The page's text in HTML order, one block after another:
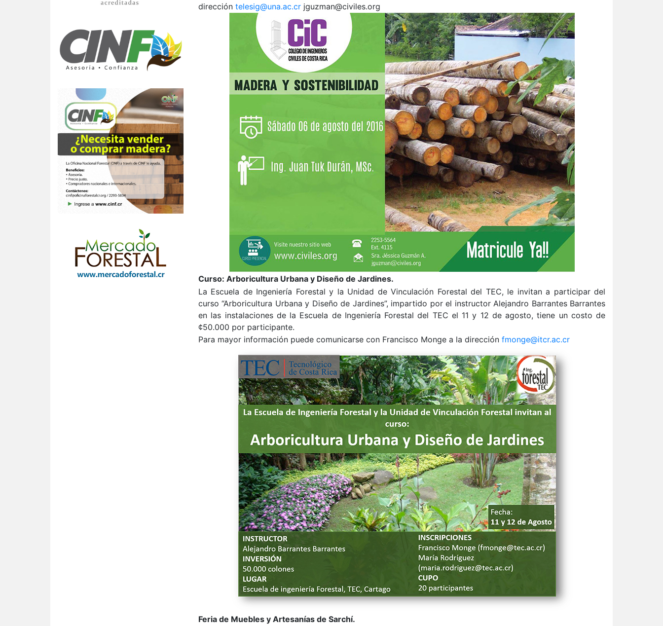
dirección telesig@una.ac.cr jguzman@civiles.org
Curso: Arboricultura Urbana y Diseño de Jardines.
La Escuela de Ingeniería Forestal y la Unidad de Vinculación Forestal del TEC, le invitan a participar del
curso “Arboricultura Urbana y Diseño de Jardines”, impartido por el instructor Alejandro Barrantes Barrantes
en las instalaciones de la Escuela de Ingeniería Forestal del TEC el 11 y 12 de agosto, tiene un costo de
¢50.000 por participante.
Para mayor información puede comunicarse con Francisco Monge a la dirección fmonge@itcr.ac.cr
Feria de Muebles y Artesanías de Sarchí.